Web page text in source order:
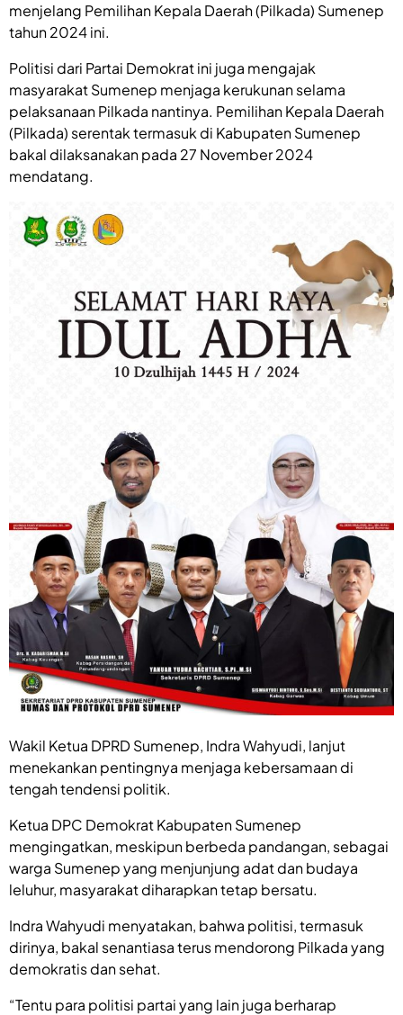
menjelang Pemilihan Kepala Daerah (Pilkada) Sumenep
tahun 2024 ini.
Politisi dari Partai Demokrat ini juga mengajak
masyarakat Sumenep menjaga kerukunan selama
pelaksanaan Pilkada nantinya. Pemilihan Kepala Daerah
(Pilkada) serentak termasuk di Kabupaten Sumenep
bakal dilaksanakan pada 27 November 2024
mendatang.
Wakil Ketua DPRD Sumenep, Indra Wahyudi, lanjut
menekankan pentingnya menjaga kebersamaan di
tengah tendensi politik.
Ketua DPC Demokrat Kabupaten Sumenep
mengingatkan, meskipun berbeda pandangan, sebagai
warga Sumenep yang menjunjung adat dan budaya
leluhur, masyarakat diharapkan tetap bersatu.
Indra Wahyudi menyatakan, bahwa politisi, termasuk
dirinya, bakal senantiasa terus mendorong Pilkada yang
demokratis dan sehat.
“Tentu para politisi partai yang lain juga berharap